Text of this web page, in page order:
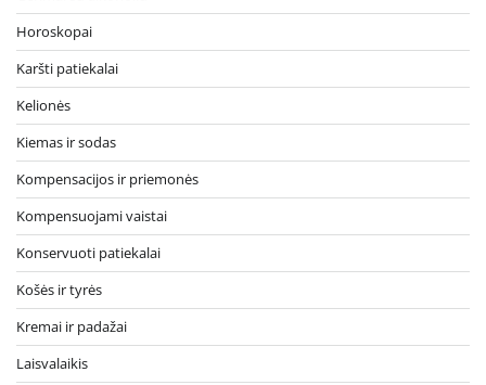
Horoskopai
Karšti patiekalai
Kelionės
Kiemas ir sodas
Kompensacijos ir priemonės
Kompensuojami vaistai
Konservuoti patiekalai
Košės ir tyrės
Kremai ir padažai
Laisvalaikis